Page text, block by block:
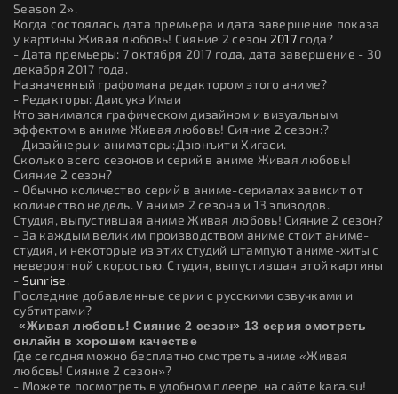
Season 2».
Когда состоялась дата премьера и дата завершение показа
у картины Живая любовь! Сияние 2 сезон 2017 года?
- Дата премьеры: 7 октября 2017 года, дата завершение - 30
декабря 2017 года.
Назначенный графомана редактором этого аниме?
- Редакторы: Даисукэ Имаи
Кто занимался графическом дизайном и визуальным
эффектом в аниме Живая любовь! Сияние 2 сезон:?
- Дизайнеры и аниматоры:Дзюнъити Хигаси.
Сколько всего сезонов и серий в аниме Живая любовь!
Сияние 2 сезон?
- Обычно количество серий в аниме-сериалах зависит от
количество недель. У аниме 2 сезона и 13 эпизодов.
Студия, выпустившая аниме Живая любовь! Сияние 2 сезон?
- За каждым великим производством аниме стоит аниме-
студия, и некоторые из этих студий штампуют аниме-хиты с
невероятной скоростью. Студия, выпустившая этой картины
- Sunrise.
Последние добавленные серии с русскими озвучками и
субтитрами?
-«Живая любовь! Сияние 2 сезон» 13 серия смотреть
онлайн в хорошем качестве
Где сегодня можно бесплатно смотреть аниме «Живая
любовь! Сияние 2 сезон»?
- Можете посмотреть в удобном плеере, на сайте kara.su!